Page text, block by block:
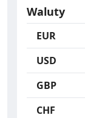
Waluty
EUR
USD
GBP
CHF